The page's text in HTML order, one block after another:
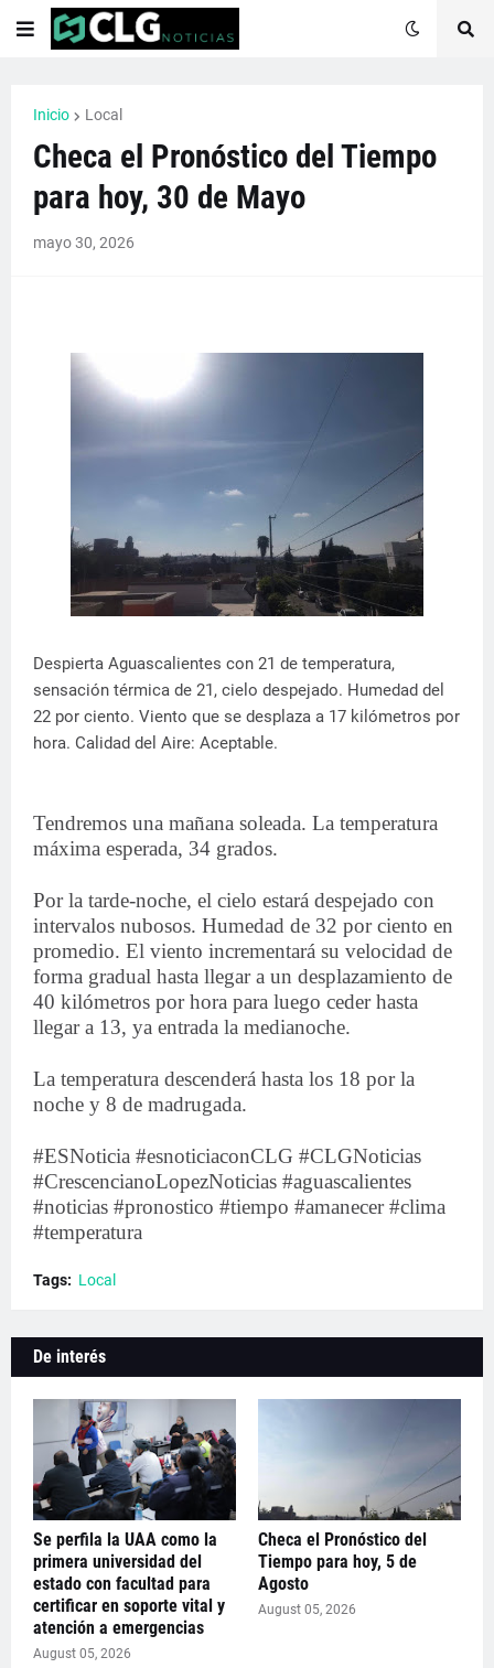
Inicio Local
Checa el Pronóstico del Tiempo
para hoy, 30 de Mayo
mayo 30, 2026
Despierta Aguascalientes con 21 de temperatura,
sensación térmica de 21, cielo despejado. Humedad del
22 por ciento. Viento que se desplaza a 17 kilómetros por
hora. Calidad del Aire: Aceptable.
Tendremos una mañana soleada. La temperatura
máxima esperada, 34 grados.
Por la tarde-noche, el cielo estará despejado con
intervalos nubosos. Humedad de 32 por ciento en
promedio. El viento incrementará su velocidad de
forma gradual hasta llegar a un desplazamiento de
40 kilómetros por hora para luego ceder hasta
llegar a 13, ya entrada la medianoche.
La temperatura descenderá hasta los 18 por la
noche y 8 de madrugada.
#ESNoticia #esnoticiaconCLG #CLGNoticias
#CrescencianoLopezNoticias #aguascalientes
#noticias #pronostico #tiempo #amanecer #clima
#temperatura
Tags: Local
De interés
Se perfila la UAA como la
primera universidad del
estado con facultad para
certificar en soporte vital y
atención a emergencias
August 05, 2026
Checa el Pronóstico del
Tiempo para hoy, 5 de
Agosto
August 05, 2026